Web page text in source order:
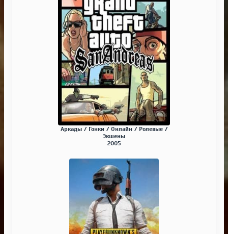
Аркады / Гонки / Онлайн / Ролевые /
Экшены
2005